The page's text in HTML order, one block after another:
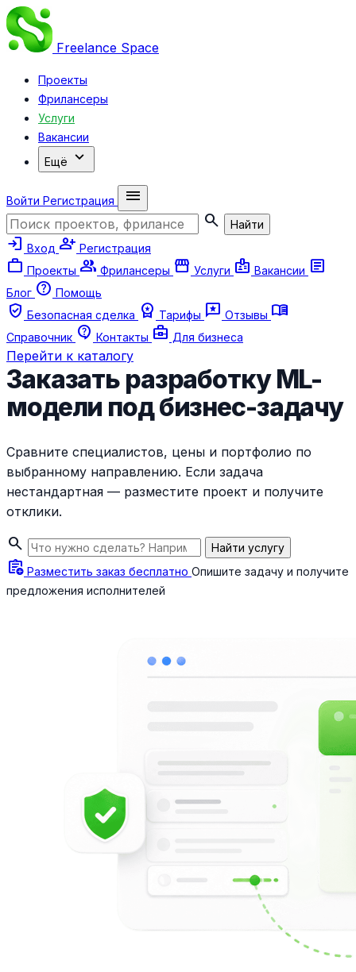
Freelance Space
Проекты
Фрилансеры
Услуги
Вакансии
Ещё expand_more
Войти Регистрация
menu
search
Найти
login Вход person_add Регистрация
work Проекты group Фрилансеры storefront Услуги badge Вакансии article
Блог help Помощь
verified_user Безопасная сделка workspace_premium Тарифы reviews Отзывы menu_book
Справочник contact_support Контакты business_center Для бизнеса
Перейти к каталогу
Заказать разработку ML-
модели под бизнес-задачу
Сравните специалистов, цены и портфолио по
выбранному направлению. Если задача
нестандартная — разместите проект и получите
отклики.
search Найти услугу
assignment_add Разместить заказ бесплатно Опишите задачу и получите
предложения исполнителей